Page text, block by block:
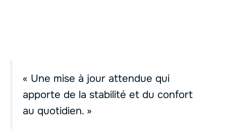
« Une mise à jour attendue qui
apporte de la stabilité et du confort
au quotidien. »